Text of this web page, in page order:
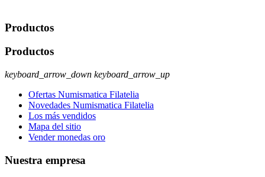
Productos
Productos
keyboard_arrow_down keyboard_arrow_up
Ofertas Numismatica Filatelia
Novedades Numismatica Filatelia
Los más vendidos
Mapa del sitio
Vender monedas oro
Nuestra empresa